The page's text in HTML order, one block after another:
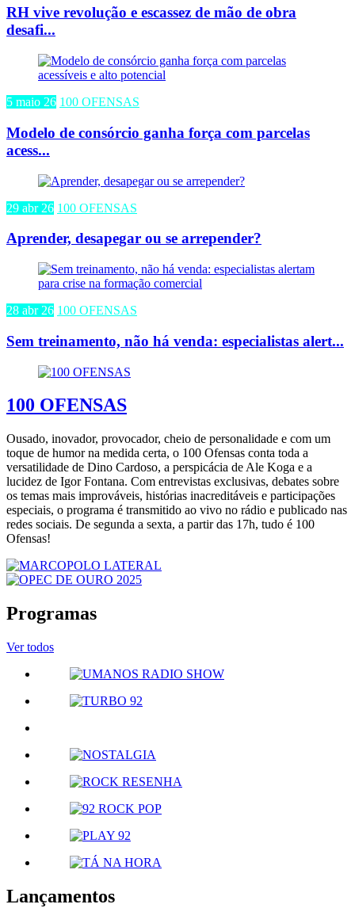
RH vive revolução e escassez de mão de obra
desafi...
5 maio 26 100 OFENSAS
Modelo de consórcio ganha força com parcelas
acess...
29 abr 26 100 OFENSAS
Aprender, desapegar ou se arrepender?
28 abr 26 100 OFENSAS
Sem treinamento, não há venda: especialistas alert...
100 OFENSAS
Ousado, inovador, provocador, cheio de personalidade e com um
toque de humor na medida certa, o 100 Ofensas conta toda a
versatilidade de Dino Cardoso, a perspicácia de Ale Koga e a
lucidez de Igor Fontana. Com entrevistas exclusivas, debates sobre
os temas mais improváveis, histórias inacreditáveis e participações
especiais, o programa é transmitido ao vivo no rádio e publicado nas
redes sociais. De segunda a sexta, a partir das 17h, tudo é 100
Ofensas!
Programas
Ver todos
Lançamentos